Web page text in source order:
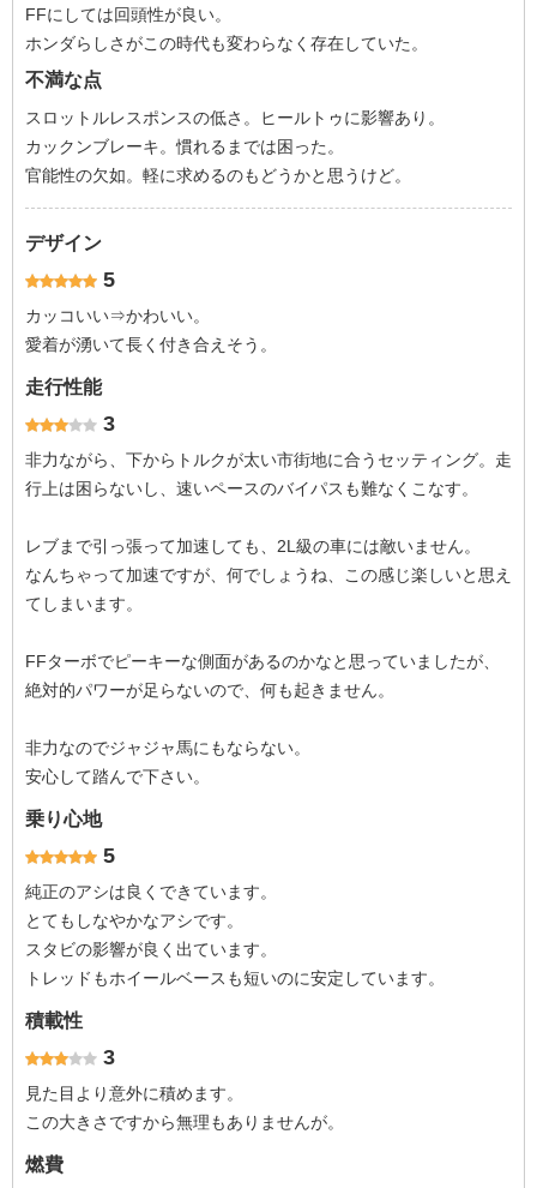
FFにしては回頭性が良い。
ホンダらしさがこの時代も変わらなく存在していた。
不満な点
スロットルレスポンスの低さ。ヒールトゥに影響あり。
カックンブレーキ。慣れるまでは困った。
官能性の欠如。軽に求めるのもどうかと思うけど。
デザイン
5
カッコいい⇒かわいい。
愛着が湧いて長く付き合えそう。
走行性能
3
非力ながら、下からトルクが太い市街地に合うセッティング。走
行上は困らないし、速いペースのバイパスも難なくこなす。
レブまで引っ張って加速しても、2L級の車には敵いません。
なんちゃって加速ですが、何でしょうね、この感じ楽しいと思え
てしまいます。
FFターボでピーキーな側面があるのかなと思っていましたが、
絶対的パワーが足らないので、何も起きません。
非力なのでジャジャ馬にもならない。
安心して踏んで下さい。
乗り心地
5
純正のアシは良くできています。
とてもしなやかなアシです。
スタビの影響が良く出ています。
トレッドもホイールベースも短いのに安定しています。
積載性
3
見た目より意外に積めます。
この大きさですから無理もありませんが。
燃費